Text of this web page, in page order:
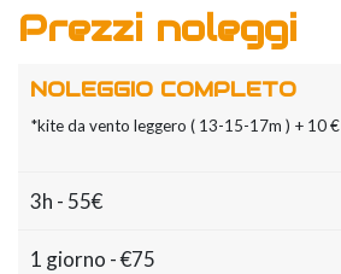
Prezzi noleggi
NOLEGGIO COMPLETO
*kite da vento leggero ( 13-15-17m ) + 10 €
3h - 55€
1 giorno - €75